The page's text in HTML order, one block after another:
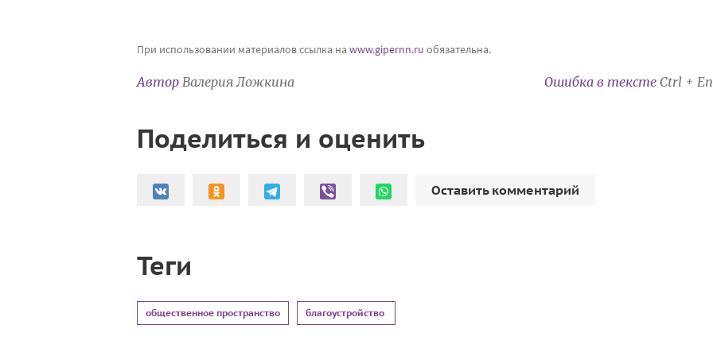
При использовании материалов ссылка на www.gipernn.ru обязательна.
Автор Валерия Ложкина Ошибка в тексте Ctrl +
Поделиться и оценить
Оставить комментарий
Теги
общественное пространство благоустройство